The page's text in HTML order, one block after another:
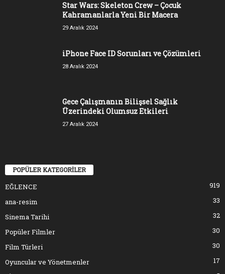
Star Wars: Skeleton Crew – Çocuk
Kahramanlarla Yeni Bir Macera
29 Aralık 2024
iPhone Face ID Sorunları ve Çözümleri
28 Aralık 2024
Gece Çalışmanın Bilişsel Sağlık
Üzerindeki Olumsuz Etkileri
27 Aralık 2024
POPÜLER KATEGORİLER
EĞLENCE
919
ana-resim
33
Sinema Tarihi
32
Popüler Filmler
30
Film Türleri
30
Oyuncular ve Yönetmenler
17